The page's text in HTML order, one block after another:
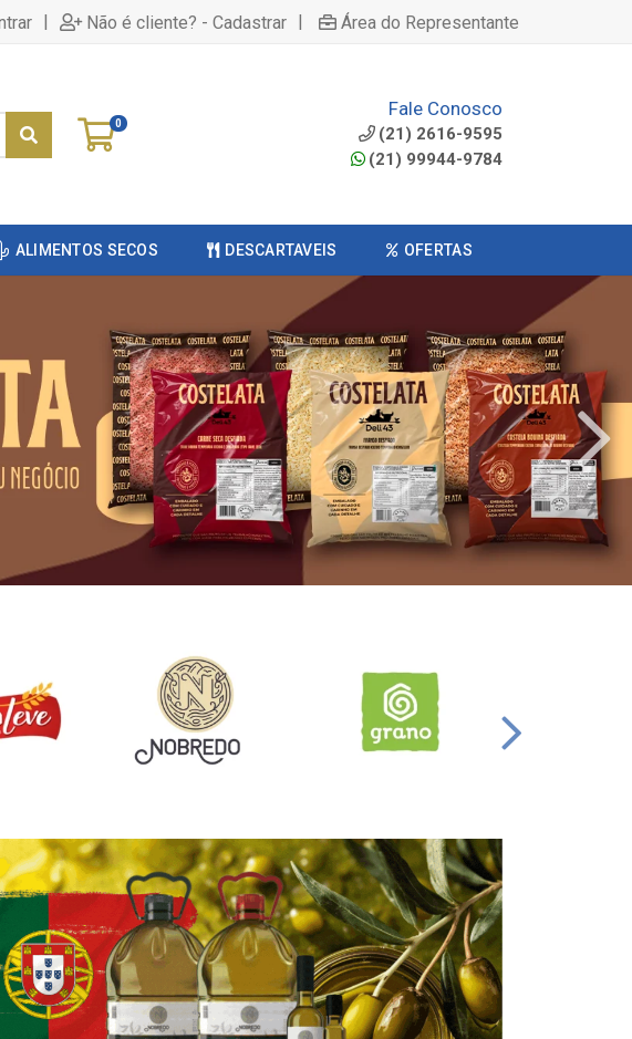
| Não é cliente? - Cadastrar | Área do Representante
0
Fale Conosco
(21) 2616-9595
(21) 99944-9784
ALIMENTOS SECOS DESCARTAVEIS OFERTAS